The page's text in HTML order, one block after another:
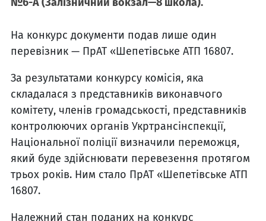
На конкурс документи подав лише один
перевізник — ПрАТ «Шепетівське АТП 16807.
За результатами конкурсу комісія, яка
складалася з представників виконавчого
комітету, членів громадськості, представників
контролюючих органів Укртрансінспекції,
Національної поліції визначили переможця,
який буде здійснювати перевезення протягом
трьох років. Ним стало ПрАТ «Шепетівське АТП
16807.
Належний стан поданих на конкурс